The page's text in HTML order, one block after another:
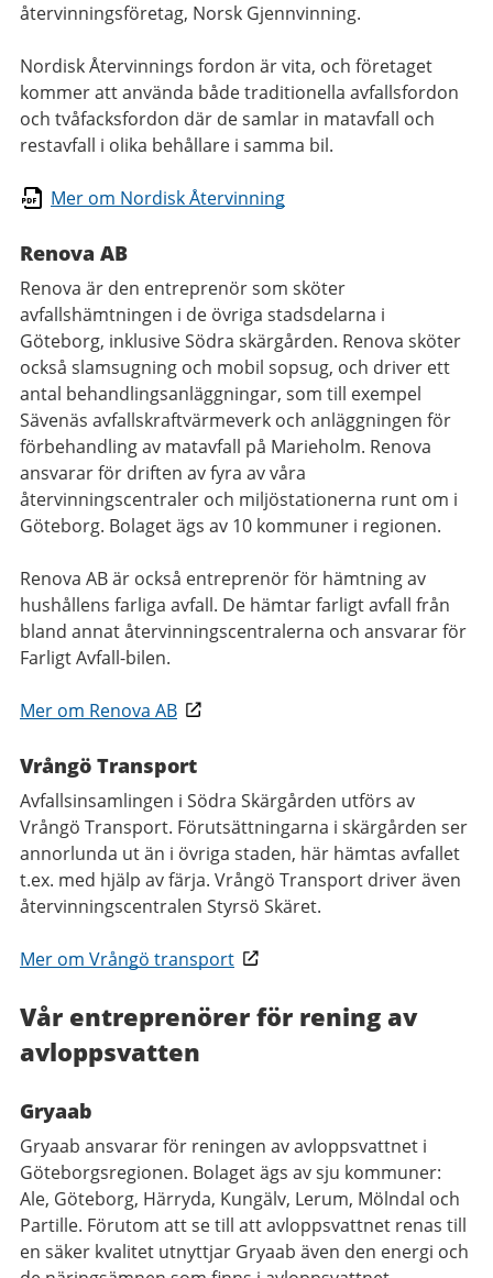
återvinningsföretag, Norsk Gjennvinning.
Nordisk Återvinnings fordon är vita, och företaget
kommer att använda både traditionella avfallsfordon
och tvåfacksfordon där de samlar in matavfall och
restavfall i olika behållare i samma bil.
Mer om Nordisk Återvinning
Renova AB
Renova är den entreprenör som sköter
avfallshämtningen i de övriga stadsdelarna i
Göteborg, inklusive Södra skärgården. Renova sköter
också slamsugning och mobil sopsug, och driver ett
antal behandlingsanläggningar, som till exempel
Sävenäs avfallskraftvärmeverk och anläggningen för
förbehandling av matavfall på Marieholm. Renova
ansvarar för driften av fyra av våra
återvinningscentraler och miljöstationerna runt om i
Göteborg. Bolaget ägs av 10 kommuner i regionen.
Renova AB är också entreprenör för hämtning av
hushållens farliga avfall. De hämtar farligt avfall från
bland annat återvinningscentralerna och ansvarar för
Farligt Avfall-bilen.
Mer om Renova AB
Vrångö Transport
Avfallsinsamlingen i Södra Skärgården utförs av
Vrångö Transport. Förutsättningarna i skärgården ser
annorlunda ut än i övriga staden, här hämtas avfallet
t.ex. med hjälp av färja. Vrångö Transport driver även
återvinningscentralen Styrsö Skäret.
Mer om Vrångö transport
Vår entreprenörer för rening av
avloppsvatten
Gryaab
Gryaab ansvarar för reningen av avloppsvattnet i
Göteborgsregionen. Bolaget ägs av sju kommuner:
Ale, Göteborg, Härryda, Kungälv, Lerum, Mölndal och
Partille. Förutom att se till att avloppsvattnet renas till
en säker kvalitet utnyttjar Gryaab även den energi och